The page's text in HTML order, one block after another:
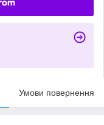
Умови повернення